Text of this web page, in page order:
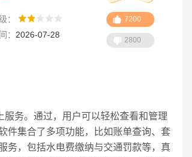
：
： 2026-07-28
7200
2800
务。通过，用户可以轻松查看和管理
件集合了多项功能，比如账单查询、套
务，包括水电费缴纳与交通罚款等，真